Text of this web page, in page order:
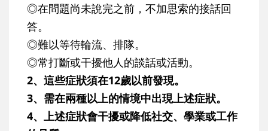
◎在問題尚未說完之前，不加思索的接話回
答。
◎難以等待輪流、排隊。
◎常打斷或干擾他人的談話或活動。
2、這些症狀須在12歲以前發現。
3、需在兩種以上的情境中出現上述症狀。
4、上述症狀會干擾或降低社交、學業或工作